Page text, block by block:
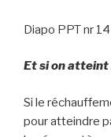
Diapo PPT nr 14
Et si on atteint
Si le
pour atteindre